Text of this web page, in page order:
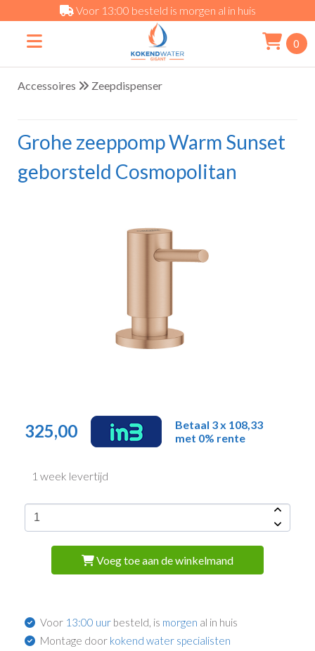
Voor 13:00 besteld is morgen al in huis
0
Accessoires Zeepdispenser
Grohe zeeppomp Warm Sunset
geborsteld Cosmopolitan
325,00
Betaal 3 x 108,33
met 0% rente
1 week levertijd
Voeg toe aan de winkelmand
Voor 13:00 uur besteld, is morgen al in huis
Montage door kokend water specialisten